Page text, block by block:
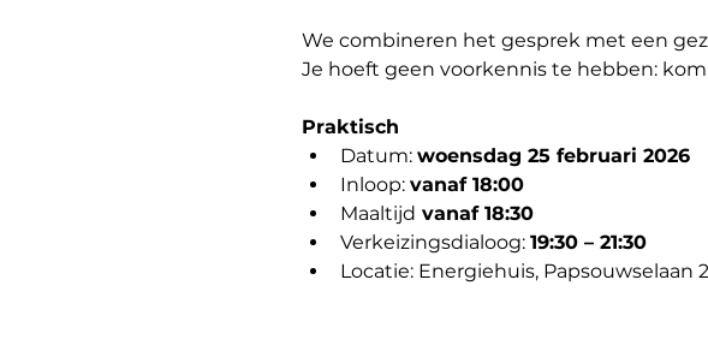
We combineren het gesprek met een
Je hoeft geen voorkennis te hebben:
Praktisch
Datum: woensdag 25 februari 2026
Inloop: vanaf 18:00
Maaltijd vanaf 18:30
Verkeizingsdialoog: 19:30 – 21:30
Locatie: Energiehuis, Papsouwselaan